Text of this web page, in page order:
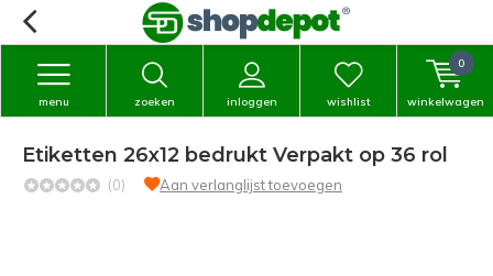
zoeken inloggen
menu wishlist winkelwagen
0
Etiketten 26x12 bedrukt Verpakt op 36 rol
(0) Aan verlanglijst toevoegen